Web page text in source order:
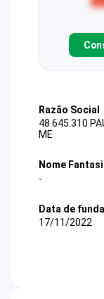
Razão Social
48.645.310
ME
Nome
-
Data de
17/11/2022